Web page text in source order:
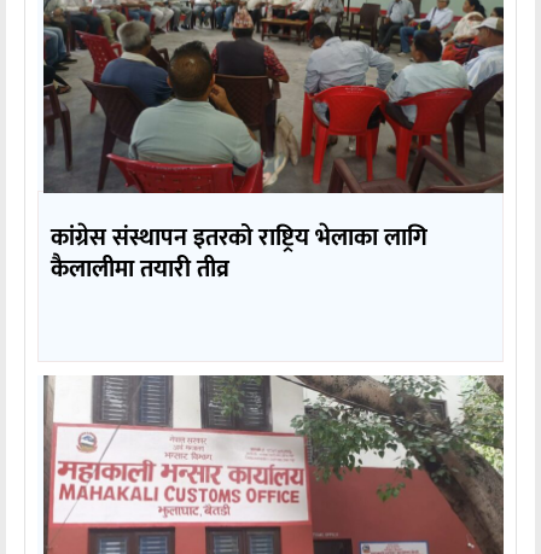
कांग्रेस संस्थापन इतरको राष्ट्रिय भेलाका लागि
कैलालीमा तयारी तीव्र